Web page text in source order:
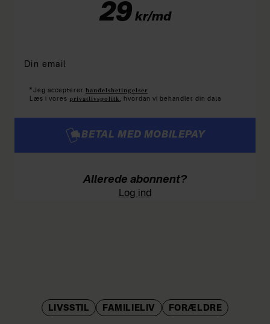
29 kr/md
* Jeg accepterer handelsbetingelser
Læs i vores privatlivspolitk , hvordan vi behandler din data
BETAL MED MOBILEPAY
Allerede abonnent?
Log ind
LIVSSTIL FAMILIELIV FORÆLDRE